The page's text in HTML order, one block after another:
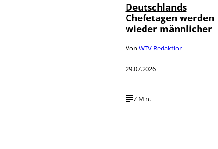
Deutschlands
Chefetagen werden
wieder männlicher
Von WTV Redaktion
29.07.2026
7 Min.